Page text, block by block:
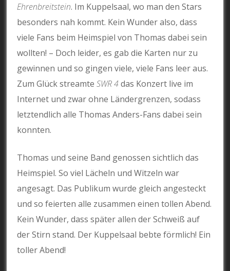
Ehrenbreitstein. Im Kuppelsaal, wo man den Stars
besonders nah kommt. Kein Wunder also, dass
viele Fans beim Heimspiel von Thomas dabei sein
wollten! – Doch leider, es gab die Karten nur zu
gewinnen und so gingen viele, viele Fans leer aus.
Zum Glück streamteSWR 4das Konzert live im
Internet und zwar ohne Ländergrenzen, sodass
letztendlich alle Thomas Anders-Fans dabei sein
konnten.
Thomas und seine Band genossen sichtlich das
Heimspiel. So viel Lächeln und Witzeln war
angesagt. Das Publikum wurde gleich angesteckt
und so feierten alle zusammen einen tollen Abend.
Kein Wunder, dass später allen der Schweiß auf
der Stirn stand. Der Kuppelsaal bebte förmlich! Ein
toller Abend!